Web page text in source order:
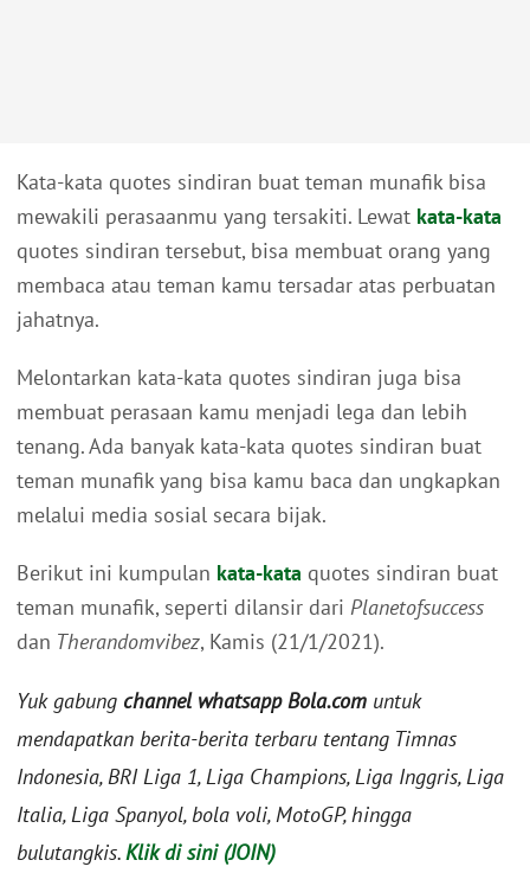
Kata-kata quotes sindiran buat teman munafik bisa
mewakili perasaanmu yang tersakiti. Lewat kata-kata
quotes sindiran tersebut, bisa membuat orang yang
membaca atau teman kamu tersadar atas perbuatan
jahatnya.
Melontarkan kata-kata quotes sindiran juga bisa
membuat perasaan kamu menjadi lega dan lebih
tenang. Ada banyak kata-kata quotes sindiran buat
teman munafik yang bisa kamu baca dan ungkapkan
melalui media sosial secara bijak.
Berikut ini kumpulan kata-kata quotes sindiran buat
teman munafik, seperti dilansir dari Planetofsuccess
dan Therandomvibez, Kamis (21/1/2021).
Yuk gabung channel whatsapp Bola.com untuk
mendapatkan berita-berita terbaru tentang Timnas
Indonesia, BRI Liga 1, Liga Champions, Liga Inggris, Liga
Italia, Liga Spanyol, bola voli, MotoGP, hingga
bulutangkis.Klik di sini (JOIN)